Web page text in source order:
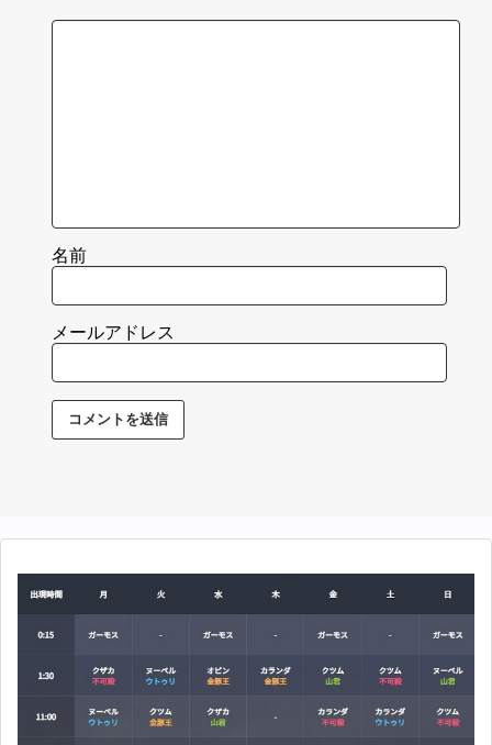
名前
メールアドレス